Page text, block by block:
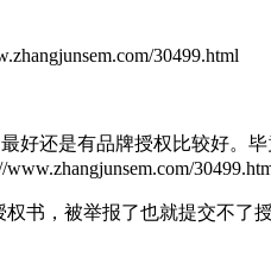
30499.html
还是有品牌授权比较好。
，被举报了也就提交不了